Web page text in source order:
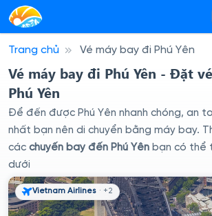
Trang chủ Vé máy bay đi Phú Yên
Vé máy bay đi Phú Yên - Đặt
Phú Yên
Để đến được Phú Yên nhanh chóng, an
nhất bạn nên di chuyển bằng máy bay.
các chuyến bay đến Phú Yên bạn có thể
dưới
Vietnam Airlines · +2